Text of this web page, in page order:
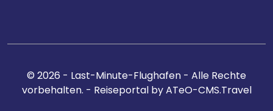
© 2026 - Last-Minute-Flughafen - Alle Rechte
vorbehalten. - Reiseportalby ATeO-CMS.Travel